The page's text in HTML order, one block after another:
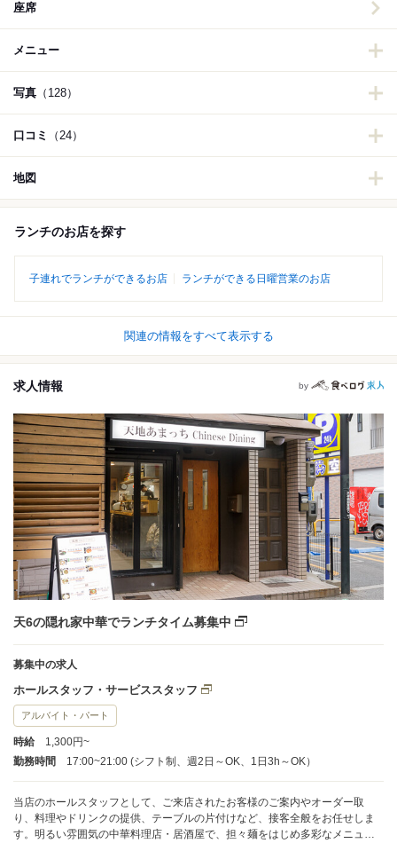
座席
メニュー
写真 （128）
口コミ （24）
地図
ランチのお店を探す
子連れでランチができるお店 ランチができる日曜営業のお店
関連の情報をすべて表示する
求人情報 by
天6の隠れ家中華でランチタイム募集中
募集中の求人
ホールスタッフ・サービススタッフ
アルバイト・パート
時給
1,300円~
勤務時間
17:00~21:00 (シフト制、週2日～OK、1日3h～OK）
当店のホールスタッフとして、ご来店されたお客様のご案内やオーダー取
り、料理やドリンクの提供、テーブルの片付けなど、接客全般をお任せしま
す。明るい雰囲気の中華料理店・居酒屋で、担々麺をはじめ多彩なメニュー